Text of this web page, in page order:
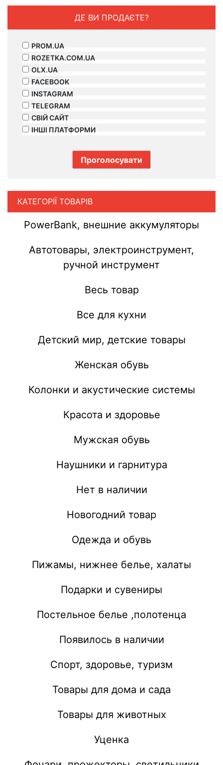
ДЕ ВИ ПРОДАЄТЕ?
PROM.UA
ROZETKA.COM.UA
OLX.UA
FACEBOOK
INSTAGRAM
TELEGRAM
СВІЙ САЙТ
ІНШІ ПЛАТФОРМИ
КАТЕГОРІЇ ТОВАРІВ
PowerBank, внешние аккумуляторы
Автотовары, электроинструмент,
ручной инструмент
Весь товар
Все для кухни
Детский мир, детские товары
Женская обувь
Колонки и акустические системы
Красота и здоровье
Мужская обувь
Наушники и гарнитура
Нет в наличии
Новогодний товар
Одежда и обувь
Пижамы, нижнее белье, халаты
Подарки и сувениры
Постельное белье ,полотенца
Появилось в наличии
Спорт, здоровье, туризм
Товары для дома и сада
Товары для животных
Уценка